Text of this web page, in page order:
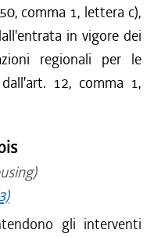
comma 1, lettera c),
in vigore dei
regionali per le
12, comma 1,
gli interventi